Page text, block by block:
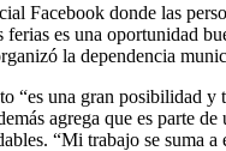
Facebook donde las
es una oportunidad
la dependencia
“es una gran posibilidad
agrega que es parte
“Mi trabajo se suma a